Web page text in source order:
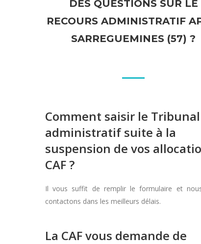
DES QUESTIONS SUR LE
RECOURS ADMINISTRATIF
SARREGUEMINES (57) ?
Comment saisir le Tribunal
administratif suite à la
suspension de vos
CAF ?
Il vous suffit de remplir le formulaire et
contactons dans les meilleurs délais.
La CAF vous demande de